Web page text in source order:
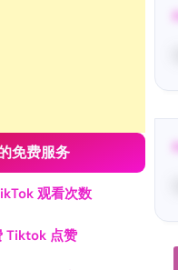
免费服务
观看次数
Tiktok 点赞